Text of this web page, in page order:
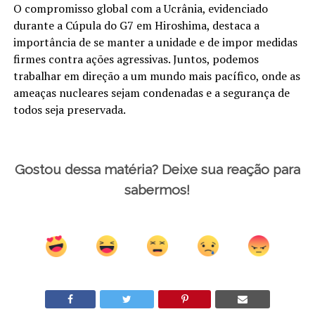
O compromisso global com a Ucrânia, evidenciado
durante a Cúpula do G7 em Hiroshima, destaca a
importância de se manter a unidade e de impor medidas
firmes contra ações agressivas. Juntos, podemos
trabalhar em direção a um mundo mais pacífico, onde as
ameaças nucleares sejam condenadas e a segurança de
todos seja preservada.
Gostou dessa matéria? Deixe sua reação para
sabermos!